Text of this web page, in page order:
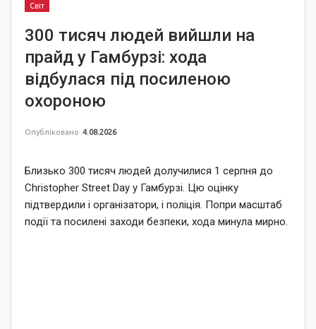
Світ
300 тисяч людей вийшли на
прайд у Гамбурзі: хода
відбулася під посиленою
охороною
Опубліковано 4.08.2026
Близько 300 тисяч людей долучилися 1 серпня до
Christopher Street Day у Гамбурзі. Цю оцінку
підтвердили і організатори, і поліція. Попри масштаб
події та посилені заходи безпеки, хода минула мирно.